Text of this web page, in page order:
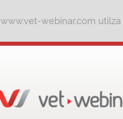
www.vet-webinar.com